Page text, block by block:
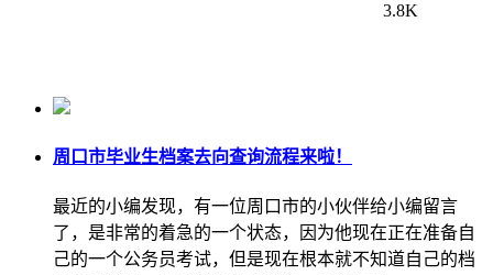
3.8K
周口市毕业生档案去向查询流程来啦！
最近的小编发现，有一位周口市的小伙伴给小编留言
了，是非常的着急的一个状态，因为他现在正在准备自
己的一个公务员考试，但是现在根本就不知道自己的档